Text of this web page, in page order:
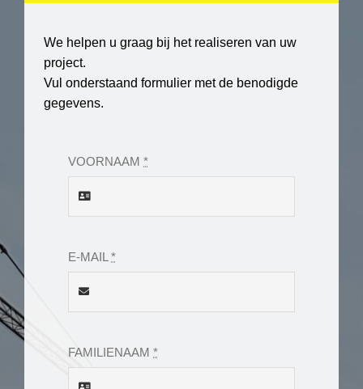
We helpen u graag bij het realiseren van uw
project.
Vul onderstaand formulier met de benodigde
gegevens.
VOORNAAM*
E-MAIL*
FAMILIENAAM*